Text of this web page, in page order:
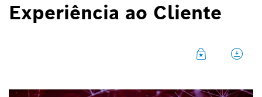
Experiência ao Cliente
1/ 3
nossas equipes que se desafiam todos os dias",
divisão Bosch Service Solutions, divisão de serviços